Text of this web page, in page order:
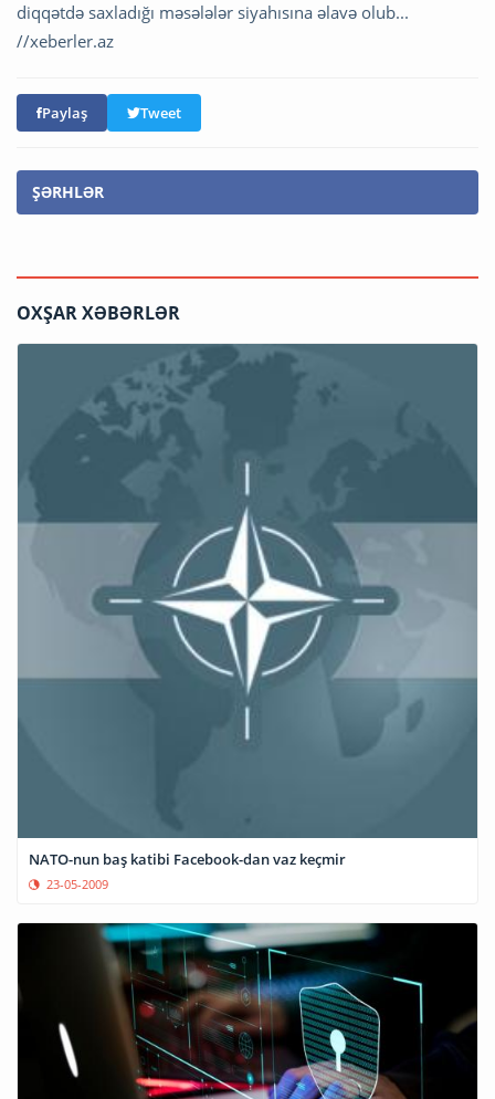
diqqətdə saxladığı məsələlər siyahısına əlavə olub...
//xeberler.az
Paylaş Tweet
ŞƏRHLƏR
OXŞAR XƏBƏRLƏR
NATO-nun baş katibi Facebook-dan vaz keçmir
23-05-2009